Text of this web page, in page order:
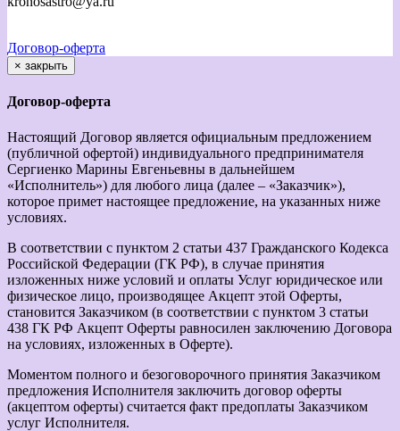
Договор-оферта
× закрыть
Договор-оферта
Настоящий Договор является официальным предложением
(публичной офертой) индивидуального предпринимателя
Сергиенко Марины Евгеньевны в дальнейшем
«Исполнитель») для любого лица (далее – «Заказчик»),
которое примет настоящее предложение, на указанных ниже
условиях.
В соответствии с пунктом 2 статьи 437 Гражданского Кодекса
Российской Федерации (ГК РФ), в случае принятия
изложенных ниже условий и оплаты Услуг юридическое или
физическое лицо, производящее Акцепт этой Оферты,
становится Заказчиком (в соответствии с пунктом 3 статьи
438 ГК РФ Акцепт Оферты равносилен заключению Договора
на условиях, изложенных в Оферте).
Моментом полного и безоговорочного принятия Заказчиком
предложения Исполнителя заключить договор оферты
(акцептом оферты) считается факт предоплаты Заказчиком
услуг Исполнителя.